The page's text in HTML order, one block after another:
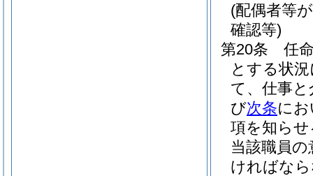
(配偶者等
確認等)
第20条
任
とする状
て、仕事
び次条に
項を知ら
当該職員
ければな